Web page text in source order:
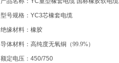
型号规格：YC3芯橡套电缆
绝缘材料：橡胶
导体材料：高纯度无氧铜（99.9%）
额定电压：450/750